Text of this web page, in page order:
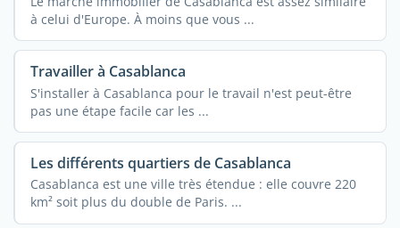
à celui d'Europe. À moins que vous ...
Travailler à Casablanca
S'installer à Casablanca pour le travail n'est peut-être
pas une étape facile car les ...
Les différents quartiers de Casablanca
Casablanca est une ville très étendue : elle couvre 220
km² soit plus du double de Paris. ...